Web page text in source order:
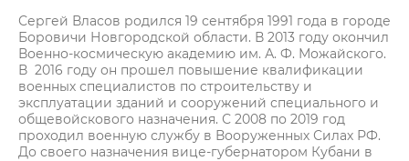
Сергей Власов родился 19 сентября 1991 года в городе
Боровичи Новгородской области. В 2013 году окончил
Военно-космическую академию им. А. Ф. Можайского.
В 2016 году он прошел повышение квалификации
военных специалистов по строительству и
эксплуатации зданий и сооружений специального и
общевойскового назначения. С 2008 по 2019 год
проходил военную службу в Вооруженных Силах РФ.
До своего назначения вице-губернатором Кубани в